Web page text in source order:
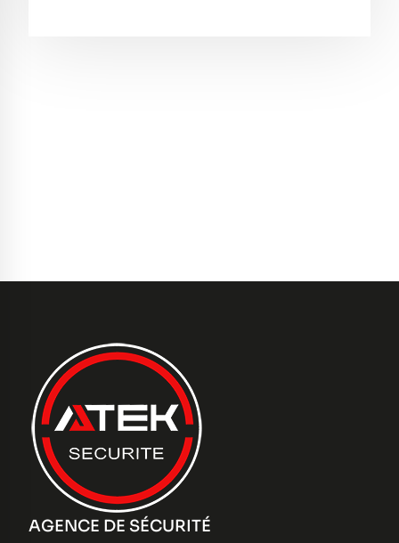
AGENCE DE SÉCURITÉ